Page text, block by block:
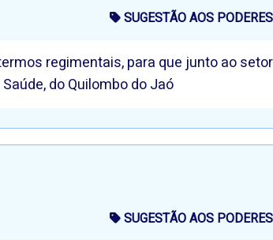
SUGESTÃO AOS
regimentais, para que junto ao
do Quilombo do Jaó
SUGESTÃO AOS